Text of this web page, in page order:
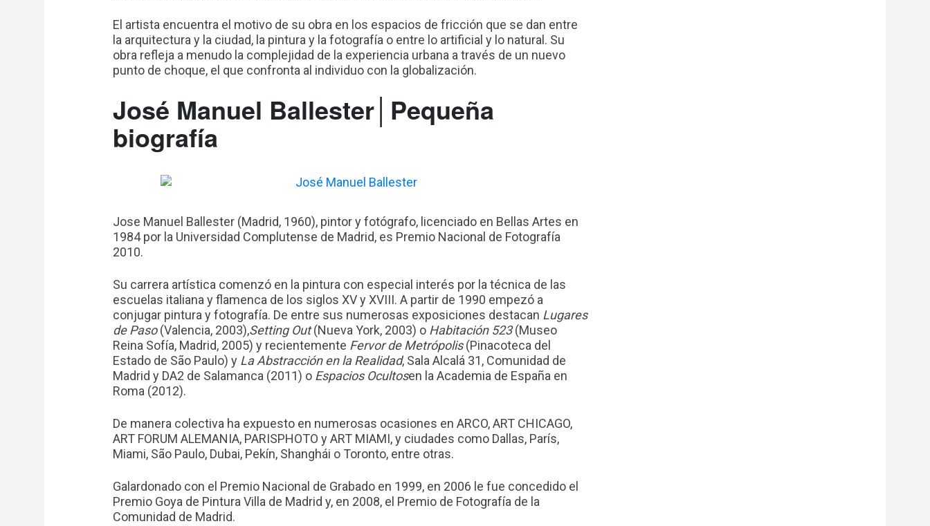
El artista encuentra el motivo de su obra en los espacios de fricción que se dan entre
la arquitectura y la ciudad, la pintura y la fotografía o entre lo artificial y lo natural. Su
obra refleja a menudo la complejidad de la experiencia urbana a través de un nuevo
punto de choque, el que confronta al individuo con la globalización.
José Manuel Ballester│Pequeña
biografía
Jose Manuel Ballester (Madrid, 1960), pintor y fotógrafo, licenciado en Bellas Artes en
1984 por la Universidad Complutense de Madrid, es Premio Nacional de Fotografía
2010.
Su carrera artística comenzó en la pintura con especial interés por la técnica de las
escuelas italiana y flamenca de los siglos XV y XVIII. A partir de 1990 empezó a
conjugar pintura y fotografía. De entre sus numerosas exposiciones destacan Lugares
de Paso(Valencia, 2003),Setting Out(Nueva York, 2003) o Habitación 523(Museo
Reina Sofía, Madrid, 2005) y recientemente Fervor de Metrópolis(Pinacoteca del
Estado de São Paulo) y La Abstracción en la Realidad, Sala Alcalá 31, Comunidad de
Madrid y DA2 de Salamanca (2011) o Espacios Ocultosen la Academia de España en
Roma (2012).
De manera colectiva ha expuesto en numerosas ocasiones en ARCO, ART CHICAGO,
ART FORUM ALEMANIA, PARISPHOTO y ART MIAMI, y ciudades como Dallas, París,
Miami, São Paulo, Dubai, Pekín, Shanghái o Toronto, entre otras.
Galardonado con el Premio Nacional de Grabado en 1999, en 2006 le fue concedido el
Premio Goya de Pintura Villa de Madrid y, en 2008, el Premio de Fotografía de la
Comunidad de Madrid.